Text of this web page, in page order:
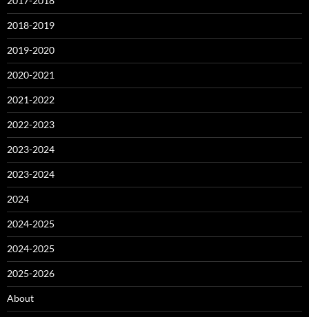
2018-2019
2019-2020
2020-2021
2021-2022
2022-2023
2023-2024
2023-2024
2024
2024-2025
2024-2025
2025-2026
About